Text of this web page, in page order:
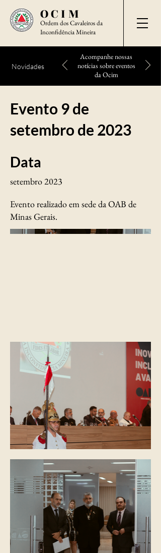
OCIM
Ordem dos Cavaleiros da
Inconfidência Mineira
Novidades
Acompanhe nossas
notícias sobre eventos
da Ocim
Evento 9 de
setembro de 2023
Data
setembro 2023
Evento realizado em sede da OAB de
Minas Gerais.